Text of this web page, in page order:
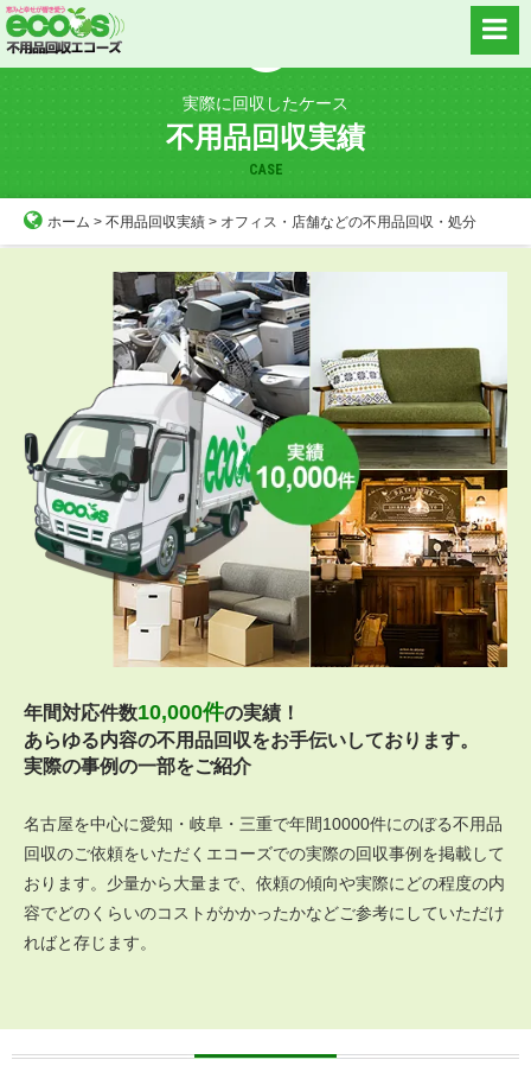
Skip
to
実際に回収したケース
不用品回収実績
CASE
ホーム > 不用品回収実績 > オフィス・店舗などの不用品回収・処分
年間対応件数10,000件の実績！
あらゆる内容の不用品回収をお手伝いしております。
実際の事例の一部をご紹介
名古屋を中心に愛知・岐阜・三重で年間10000件にのぼる不用品
回収のご依頼をいただくエコーズでの実際の回収事例を掲載して
おります。少量から大量まで、依頼の傾向や実際にどの程度の内
容でどのくらいのコストがかかったかなどご参考にしていただけ
ればと存じます。